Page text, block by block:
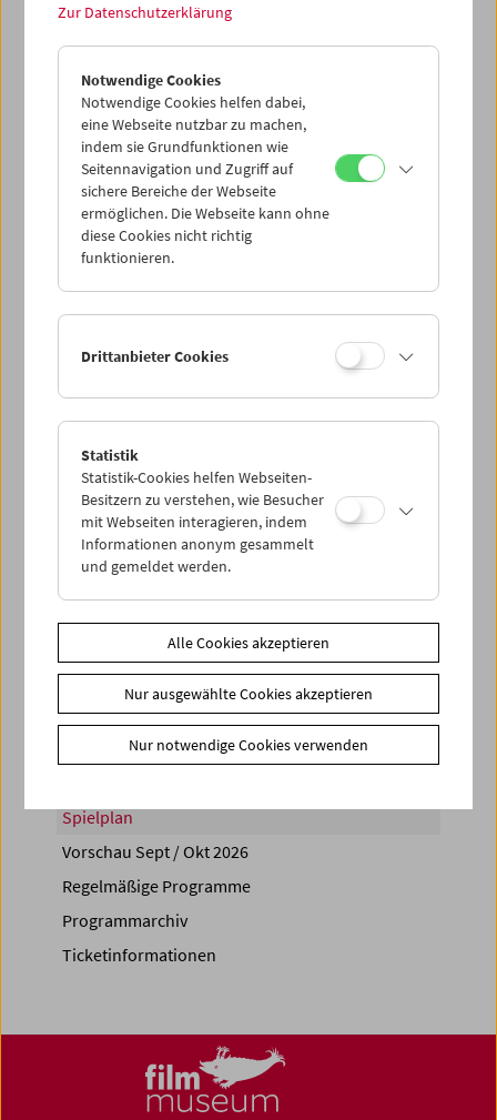
Mo 22.6.
Di 23.6.
Mi 24.6.
Do 25.6.
Sa 27.6.
PROGRAMM ÜBERBLICK
Share on
Spielplan
Vorschau Sept / Okt 2026
Regelmäßige Programme
Programmarchiv
Ticketinformationen
Zur Datenschutzerklärung
Notwendige Cookies
Notwendige Cookies helfen dabei,
eine Webseite nutzbar zu machen,
indem sie Grundfunktionen wie
Seitennavigation und Zugriff auf
sichere Bereiche der Webseite
ermöglichen. Die Webseite kann ohne
diese Cookies nicht richtig
funktionieren.
Drittanbieter Cookies
Statistik
Statistik-Cookies helfen Webseiten-
Besitzern zu verstehen, wie Besucher
mit Webseiten interagieren, indem
Informationen anonym gesammelt
und gemeldet werden.
Alle Cookies akzeptieren
Nur ausgewählte Cookies akzeptieren
Nur notwendige Cookies verwenden